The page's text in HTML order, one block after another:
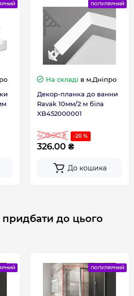
ПОПУЛЯРНИЙ
На складі в м.Дніпро
Декор-планка до ванни
Ravak 10мм/2 м біла
XB452000001
408.00 ₴ -20 %
326.00 ₴
До кошика
до цього
ПОПУЛЯРНИЙ